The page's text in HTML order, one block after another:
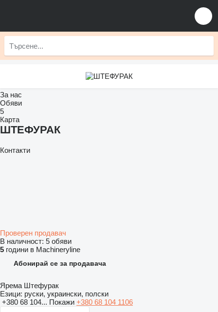
За нас
Обяви
5
Карта
ШТЕФУРАК
Контакти
Проверен продавач
В наличност: 5 обяви
5 години в Machineryline
Абонирай се за продавача
Ярема Штефурак
Езици: руски, украински, полски
+380 68 104... Покажи +380 68 104 1106